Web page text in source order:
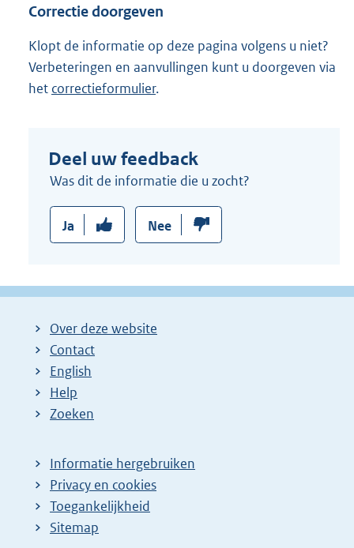
Correctie doorgeven
Klopt de informatie op deze pagina volgens u niet?
Verbeteringen en aanvullingen kunt u doorgeven via
het correctieformulier.
Deel uw feedback
Was dit de informatie die u zocht?
Ja Nee
Over deze website
Contact
English
Help
Zoeken
Informatie hergebruiken
Privacy en cookies
Toegankelijkheid
Sitemap